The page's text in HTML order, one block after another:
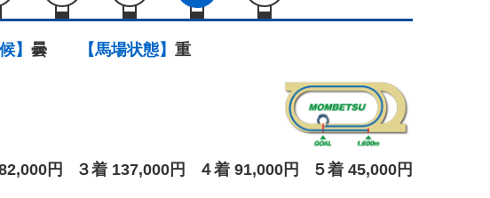
】 曇 【馬場状態】 重
円 ３着 137,000円 ４着 91,000円 ５着 45,000円